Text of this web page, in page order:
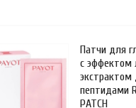
Патчи для
с эффектом
экстрактом
пептидами
PATCH